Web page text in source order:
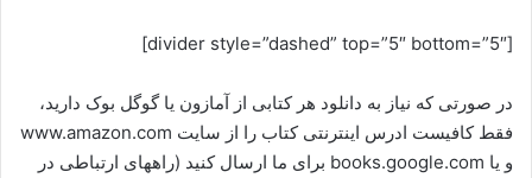
[divider style=”dashed” top=”5″ bottom=”5″]
در صورتی که نیاز به دانلود هر کتابی از آمازون یا گوگل بوک دارید،
فقط کافیست ادرس اینترنتی کتاب را از سایت www.amazon.com
و یا books.google.com برای ما ارسال کنید (راههای ارتباطی در